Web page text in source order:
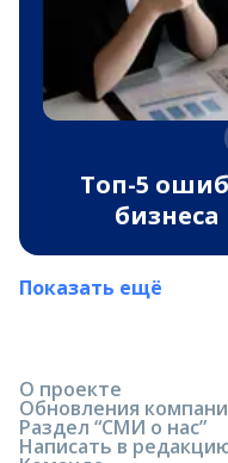
Топ-5
Показать ещё
О проекте
Обновления
Раздел “СМИ о нас”
Написать в